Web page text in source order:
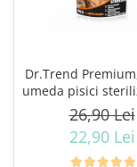
Dr.Trend
umeda pisici
somon, 12x85g
26,90 Lei
22,90 Lei